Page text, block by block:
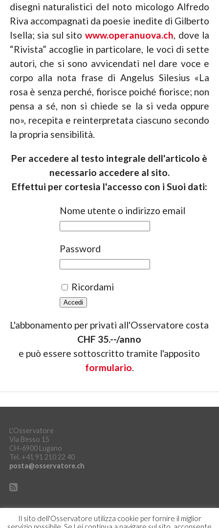
disegni naturalistici del noto micologo Alfredo
Riva accompagnati da poesie inedite di Gilberto
Isella; sia sul sitowww.operanuova.ch, dove la
“Rivista” accoglie in particolare, le voci di sette
autori, che si sono avvicendati nel dare voce e
corpo alla nota frase di Angelus Silesius «La
rosa è senza perché, fiorisce poiché fiorisce; non
pensa a sé, non si chiede se la si veda oppure
no», recepita e reinterpretata ciascuno secondo
la propria sensibilità.
Per accedere al testo integrale dell'articolo è
necessario accedere al sito.
Effettui per cortesia l'accesso con i Suoi dati:
Nome utente o indirizzo email
Password
Ricordami
L'abbonamento per privati all'Osservatore costa
CHF 35.--/anno
e può essere sottoscritto tramite l'apposito
formulario.
L'Osservatore
Via Besso 15
CH-6900 Lugano
Tel. +41 91 210 22 40
posta@osservatore.ch
Il sito dell'Osservatore utilizza cookie per fornire il miglior